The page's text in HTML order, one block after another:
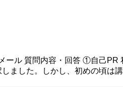
ール 質問内容・回答 ①自己PR
ました。しかし、初めの頃は